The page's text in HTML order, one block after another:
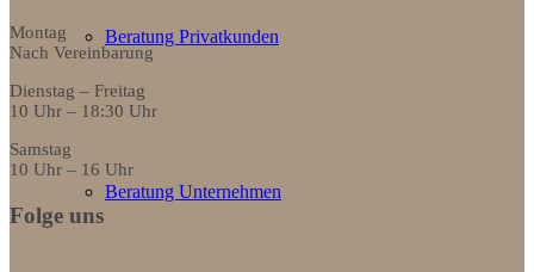
Beratung Privatkunden
Beratung Unternehmen
Montag
Nach Vereinbarung
Dienstag – Freitag
10 Uhr – 18:30 Uhr
Samstag
10 Uhr – 16 Uhr
Folge uns